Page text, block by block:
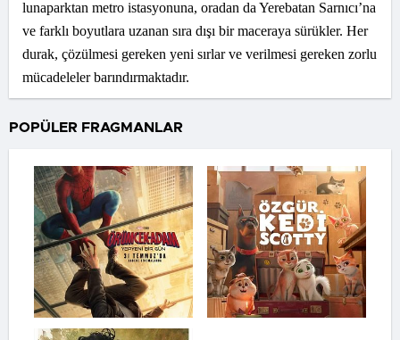
lunaparktan metro istasyonuna, oradan da Yerebatan Sarnıcı’na
ve farklı boyutlara uzanan sıra dışı bir maceraya sürükler. Her
durak, çözülmesi gereken yeni sırlar ve verilmesi gereken zorlu
mücadeleler barındırmaktadır.
POPÜLER FRAGMANLAR